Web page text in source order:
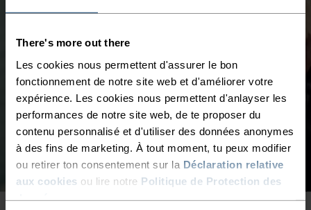
There's more out there
Les cookies nous permettent d'assurer le bon
fonctionnement de notre site web et d'améliorer votre
expérience. Les cookies nous permettent d'anlayser les
performances de notre site web, de te proposer du
contenu personnalisé et d'utiliser des données anonymes
à des fins de marketing. À tout moment, tu peux modifier
ou retirer ton consentement sur la Déclaration relative
aux cookies ou lire notre Politique de Protection des